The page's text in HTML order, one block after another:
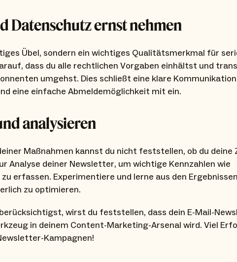
Datenschutz ernst nehmen
Übel, sondern ein wichtiges Qualitätsmerkmal für
dass du alle rechtlichen Vorgaben einhältst und
umgehst. Dies schließt eine klare
eine einfache Abmeldemöglichkeit mit ein.
analysieren
Maßnahmen kannst du nicht feststellen, ob du deine
Analyse deiner Newsletter, um wichtige Kennzahlen wie
erfassen. Experimentiere und lerne aus den
zu optimieren.
wirst du feststellen, dass dein E-Mail-
in deinem Content-Marketing-Arsenal wird. Viel
Kampagnen!